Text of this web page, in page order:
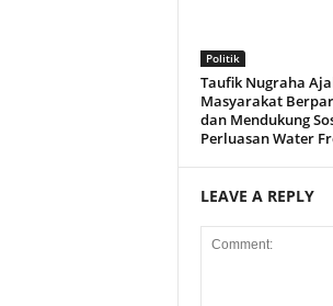
Politik
Taufik Nugraha
Masyarakat
dan Mendukung
Perluasan Water
LEAVE A REPLY